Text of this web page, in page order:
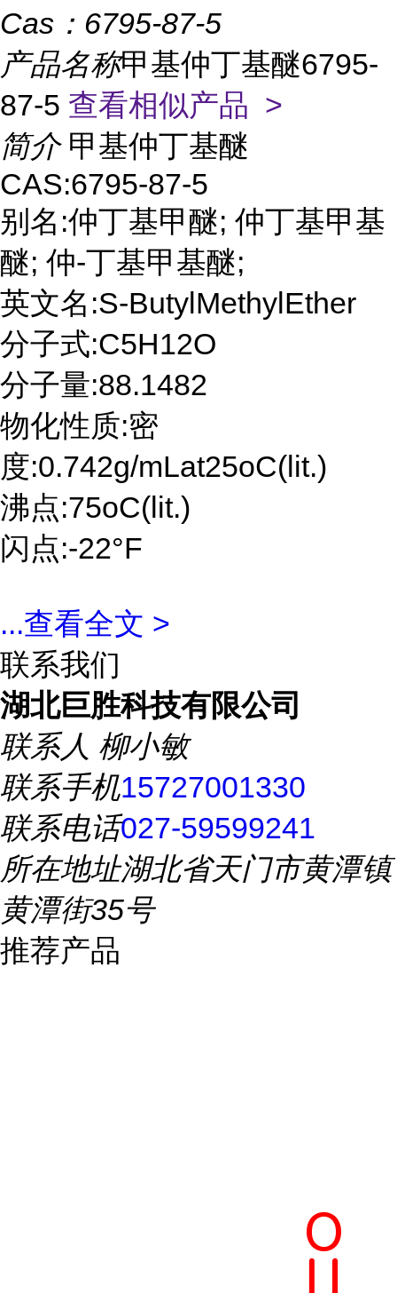
Cas： 6795-87-5
产品名称甲基仲丁基醚6795-
87-5 查看相似产品 >
简介 甲基仲丁基醚
CAS:6795-87-5
别名:仲丁基甲醚; 仲丁基甲基
醚; 仲-丁基甲基醚;
英文名:S-ButylMethylEther
分子式:C5H12O
分子量:88.1482
物化性质:密
度:0.742g/mLat25oC(lit.)
沸点:75oC(lit.)
闪点:-22°F
...查看全文 >
联系我们
湖北巨胜科技有限公司
联系人 柳小敏
联系手机15727001330
联系电话027-59599241
所在地址湖北省天门市黄潭镇
黄潭街35号
推荐产品